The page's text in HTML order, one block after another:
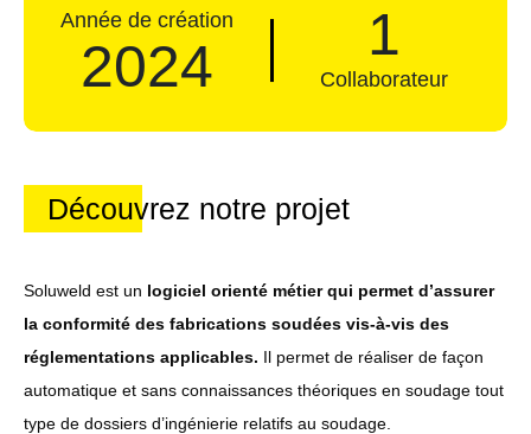
Année de création
2024 1
Collaborateur
Découvrez notre projet
Soluweld est un logiciel orienté métier qui permet d’assurer
la conformité des fabrications soudées vis-à-vis des
réglementations applicables. Il permet de réaliser de façon
automatique et sans connaissances théoriques en soudage tout
type de dossiers d’ingénierie relatifs au soudage.